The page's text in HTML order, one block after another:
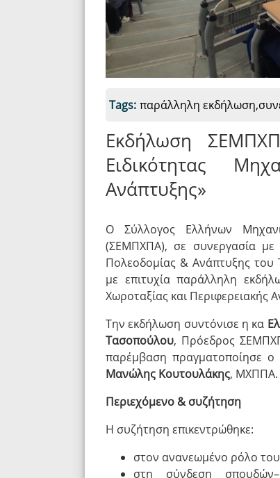
Tags: παράλληλη
Εκδήλωση
Ειδικότητας
Ανάπτυξης»
Ο Σύλλογος Ελλήνων
(ΣΕΜΠΧΠΑ), σε συνεργασία με
Πολεοδομίας & Ανάπτυξης του
με επιτυχία παράλληλη
Χωροταξίας και Περιφερειακής
Την εκδήλωση συντόνισε η κα
Τασοπούλου, Πρόεδρος
παρέμβαση πραγματοποίησε ο
Μανώλης Κουτουλάκης, ΜΧΠΠΑ.
Περιεχόμενο & συζήτηση
Η συζήτηση επικεντρώθηκε:
στον ανανεωμένο ρόλο
στη σύνδεση